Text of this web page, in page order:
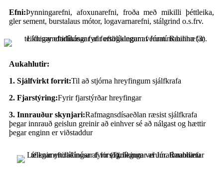
Efni:Þynningarefni, afoxunarefni, froða með mikilli þéttleika,
gler sement, burstalaus mótor, logavarnarefni, stálgrind o.s.frv.
Aukahlutir:
1. Sjálfvirkt forrit:Til að stjórna hreyfingum sjálfkrafa
2. Fjarstýring:Fyrir fjarstýrðar hreyfingar
3. Innrauður skynjari:Rafmagnsdísaeðlan ræsist sjálfkrafa
þegar innrauð geislun greinir að einhver sé að nálgast og hættir
þegar enginn er viðstaddur